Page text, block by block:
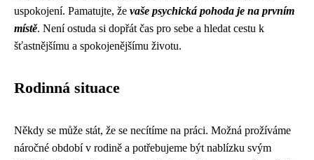
uspokojení. Pamatujte, že vaše psychická pohoda je na prvním
místě. Není ostuda si dopřát čas pro sebe a hledat cestu k
šťastnějšímu a spokojenějšímu životu.
Rodinná situace
Někdy se může stát, že se necítíme na práci. Možná prožíváme
náročné období v rodině a potřebujeme být nablízku svým